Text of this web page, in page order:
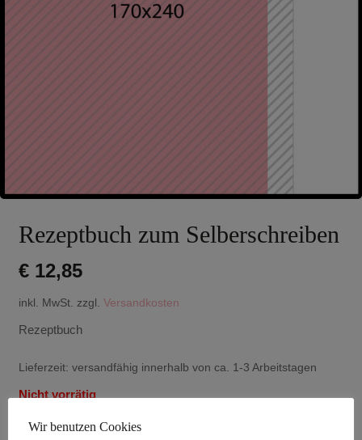
Rezeptbuch zum Selberschreiben
€12,85
inkl. MwSt. zzgl. Versandkosten
Rezeptbuch
Lieferzeit: versandfähig innerhalb von ca. 1-3 Arbeitstagen
Nicht vorrätig
Sofort informiert werden, sobald die Ware
Wir benutzen Cookies